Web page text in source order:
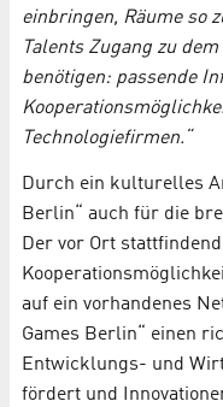
einbringen, Räume so
Talents Zugang zu
benötigen: passende
Technologiefirmen.“
Durch ein kulturelles
Berlin“ auch für die
Der vor Ort
auf ein vorhandenes
Games Berlin“ einen
Entwicklungs- und
fördert und